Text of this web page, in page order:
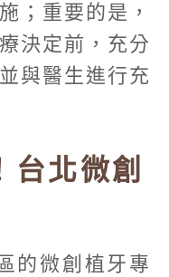
；重要的是，
決定前，充分
與醫生進行充
台北微創
的微創植牙專